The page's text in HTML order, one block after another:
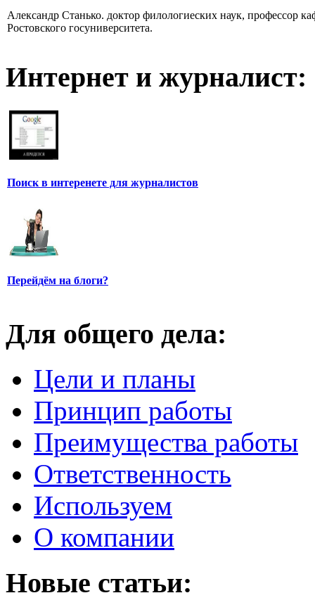
Александр Станько. доктор филологиеских наук, профессор
Ростовского госуниверситета.
Интернет и журналист:
Поиск в интеренете для журналистов
Перейдём на блоги?
Для общего дела:
Цели и планы
Принцип работы
Преимущества работы
Ответственность
Используем
О компании
Новые статьи: